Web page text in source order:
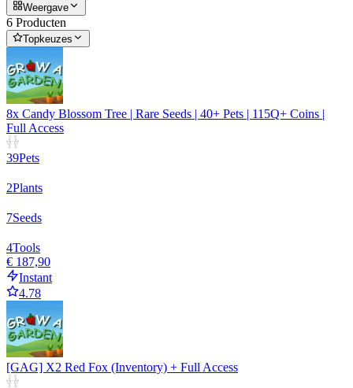
Weergave
6 Producten
Topkeuzes
8x Candy Blossom Tree | Rare Seeds | 40+ Pets | 115Q+ Coins |
Full Access
39Pets
2Plants
7Seeds
4Tools
€ 187,90
Instant
4.78
[GAG] X2 Red Fox (Inventory) + Full Access